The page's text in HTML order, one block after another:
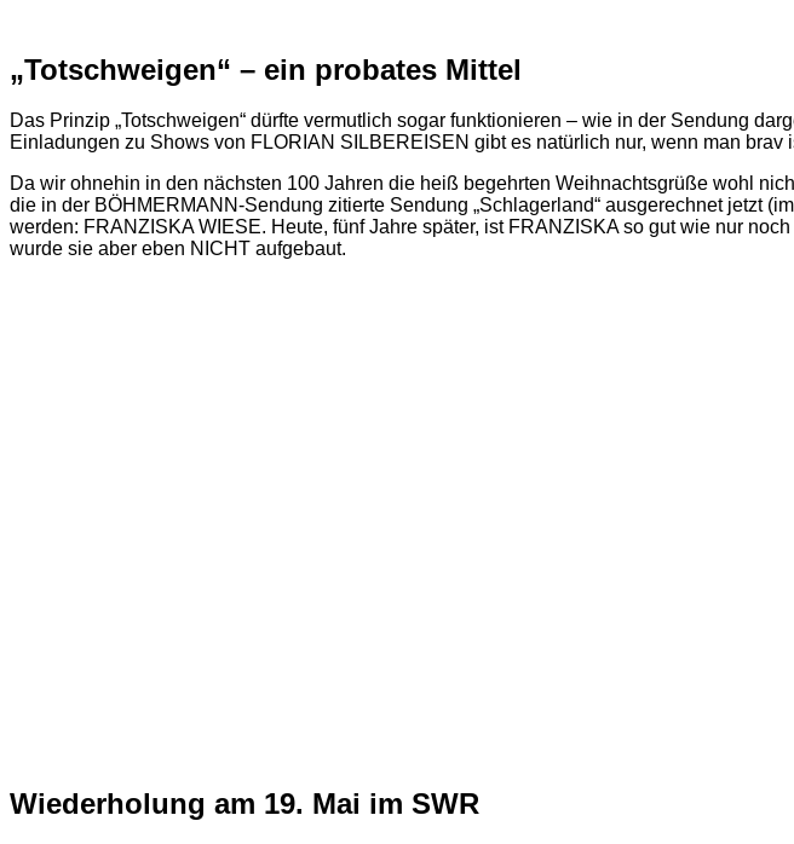
„Totschweigen“ – ein probates Mittel
Das Prinzip „Totschweigen“ dürfte vermutlich sogar funktionieren – wie in der Sendung
Einladungen zu Shows von FLORIAN SILBEREISEN gibt es natürlich nur, wenn man brav
Da wir ohnehin in den nächsten 100 Jahren die heiß begehrten Weihnachtsgrüße wohl
die in der BÖHMERMANN-Sendung zitierte Sendung „Schlagerland“ ausgerechnet jetzt
werden: FRANZISKA WIESE. Heute, fünf Jahre später, ist FRANZISKA so gut wie nur
wurde sie aber eben NICHT aufgebaut.
Wiederholung am 19. Mai im SWR